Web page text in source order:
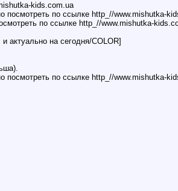
kids.com.ua
по ссылке http_//www.mishutka-
по ссылке http_//www.mishutka-
актуально на сегодня/COLOR]
по ссылке http_//www.mishutka-